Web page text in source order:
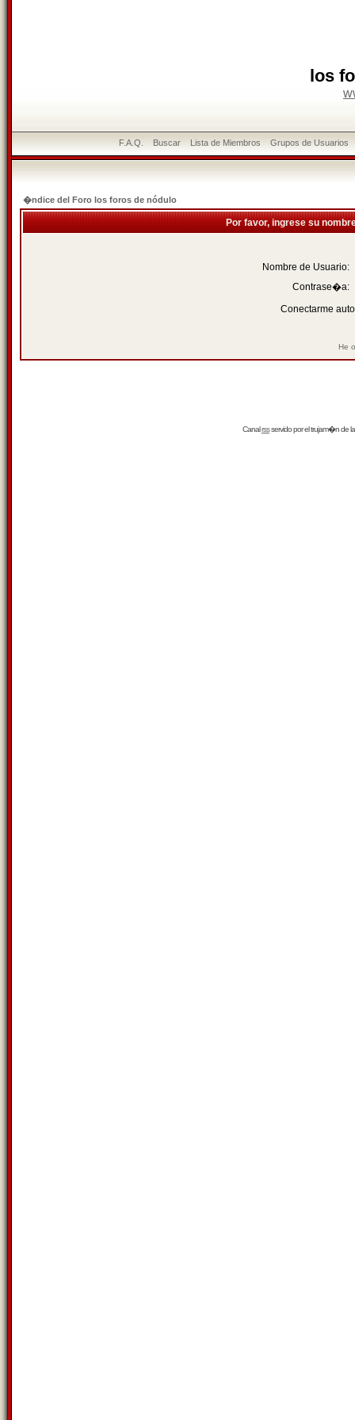
los
F.A.Q. Buscar Lista de Miembros Grupos de Usuarios
�ndice del Foro los foros de nódulo
Por favor, ingrese su
Nombre de Usuario:
Contrase�a:
Conectarme
He
Canalrssservido por eltrujam�nde